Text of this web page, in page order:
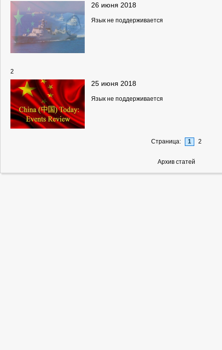
26 июня 2018
Язык не поддерживается
2
25 июня 2018
Язык не поддерживается
Страница: 1 2
Архив статей